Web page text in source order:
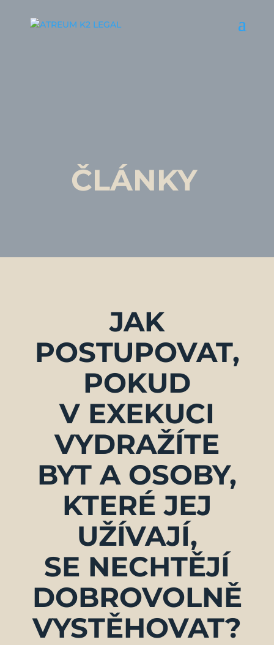
ČLÁNKY
JAK
POSTUPOVAT,
POKUD
V EXEKUCI
VYDRAŽÍTE
BYT A OSOBY,
KTERÉ JEJ
UŽÍVAJÍ,
SE NECHTĚJÍ
DOBROVOLNĚ
VYSTĚHOVAT?